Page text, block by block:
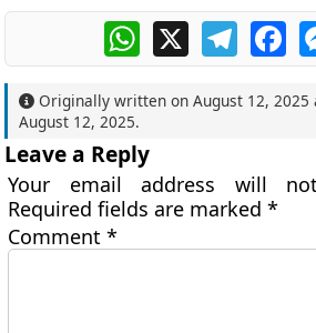
WhatsApp
X Telegram
Originally written onAugust 12, 2025
August 12, 2025.
Leave a Reply
Your email address will
Required fields are marked*
Comment*